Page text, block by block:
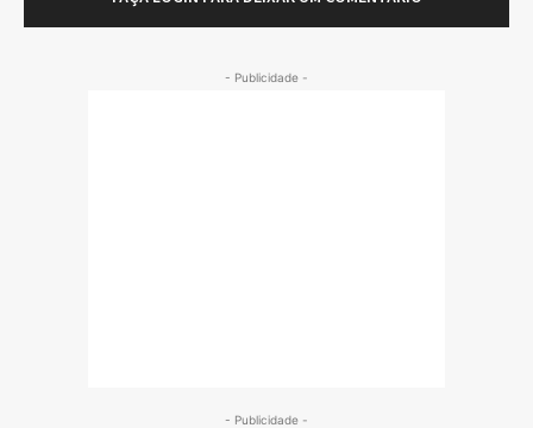
- Publicidade -
- Publicidade -